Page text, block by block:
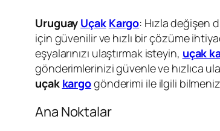
Uruguay Uçak Kargo: Hızla değişen
için güvenilir ve hızlı bir çözüme
eşyalarınızı ulaştırmak isteyin, uçak
gönderimlerinizi güvenle ve hızlıca
uçak kargogönderimi ile ilgili
Ana Noktalar